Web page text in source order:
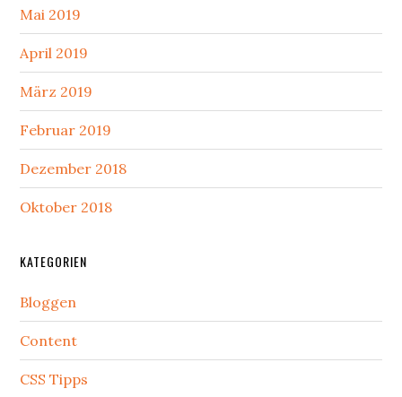
Mai 2019
April 2019
März 2019
Februar 2019
Dezember 2018
Oktober 2018
KATEGORIEN
Bloggen
Content
CSS Tipps